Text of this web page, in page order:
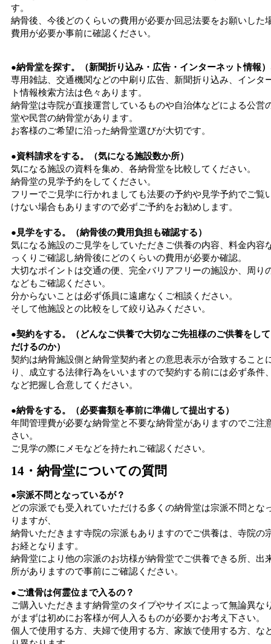
す。
納骨後、今後どのくらいの費用が必要か回忌法要をお願いした
費用が必要か事前に確認ください。
●納骨堂を探す。（新聞折り込み・広告・インターネット情報
専用雑誌、交通機関などの中刷り広告、新聞折り込み、インタ
ト情報検索方法は色々あります。
納骨堂は寺院が直接運営しているものや自治体などによる公営
堂や民営の納骨堂があります。
お客様のご希望に沿った納骨堂選びが大切です。
●資料請求をする。（気になる施設数か所）
気になる施設の資料を集め、各納骨堂を比較してください。
納骨堂の見学予約をしてください。
フリーでご見学に行かれましても法要の予約や見学予約でご覧
けない場合もありますので必ずご予約をお勧めします。
●見学をする。（納骨後の費用負担も確認する）
気になる施設のご見学をしていただきご供養の内容、料金内容
っくりご確認し納骨後にどのくらいの費用が必要か確認。
大切なポイントは交通の便、完全バリアフリーの施設か、周り
などもご確認ください。
分からないことは必ず係員に遠慮なくご相談ください。
そして他施設との比較をして絞り込みください。
●契約をする。（どんなご供養で大切なご先祖様のご供養をし
だけるのか）
契約は納骨施設側と納骨堂契約者との意思表示が合致すること
り、成立する法律行為をいいますので契約する前には必ず条件
など把握し合意してください。
●納骨をする。（必要書類を事前に準備して提出する）
年間管理費が必要な納骨堂と不要な納骨堂がありますのでご注
さい。
ご見学の際にメモなどを持たれご確認ください。
14・納骨堂についての質問
●宗派不問となっているが？
どの宗派でも受入れていただける多くの納骨堂は宗派不問とな
りますが、
納骨いただきます寺院の宗派もありますのでご供養は、寺院の
お経となります。
納骨堂により他の宗派のお坊様が納骨堂でご供養できる所、出
所がありますので事前にご確認ください。
●ご遺骨は何霊位まで入るの？
ご購入いただきます納骨堂のタイプやサイズによって無論異な
がまずは初めにお客様が何人入るものが必要かお考え下さい。
個人で使用する方、夫婦で使用する方、家族で使用する方、な